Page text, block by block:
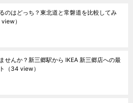
のはどっち？東北道と常磐道を比較してみ
view）
せんか？新三郷駅から IKEA 新三郷店への最
（34 view）